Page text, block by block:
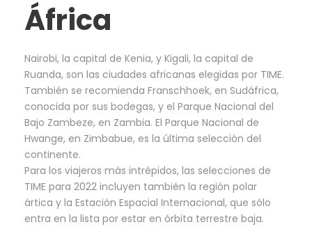
África
Nairobi, la capital de Kenia, y Kigali, la capital de
Ruanda, son las ciudades africanas elegidas por TIME.
También se recomienda Franschhoek, en Sudáfrica,
conocida por sus bodegas, y el Parque Nacional del
Bajo Zambeze, en Zambia. El Parque Nacional de
Hwange, en Zimbabue, es la última selección del
continente.
Para los viajeros más intrépidos, las selecciones de
TIME para 2022 incluyen también la región polar
ártica y la Estación Espacial Internacional, que sólo
entra en la lista por estar en órbita terrestre baja.